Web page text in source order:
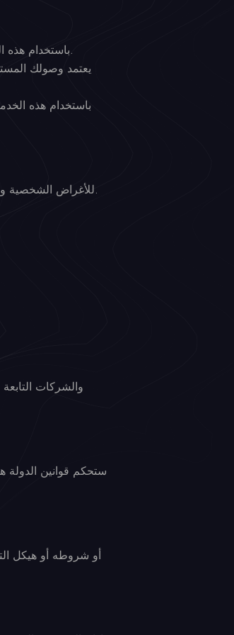
باستخدام هذه الخدمة، فإنك تقر وتقبل هذه الشروط وتوافق على اتباعها. وهي تحدد حقوق ومسؤوليات جميع المستخدمين عند التفاعل مع الخدمة.
يعتمد وصولك
باستخدام هذه
لك الحرية في استخدام امتداد DevSuite Pro للأغراض الشخصية والتجارية على حد سواء، طالما أنه لا ينتهك سياسات الطرف الثالث أو أي قوانين.
ستحكم قوانين الدولة